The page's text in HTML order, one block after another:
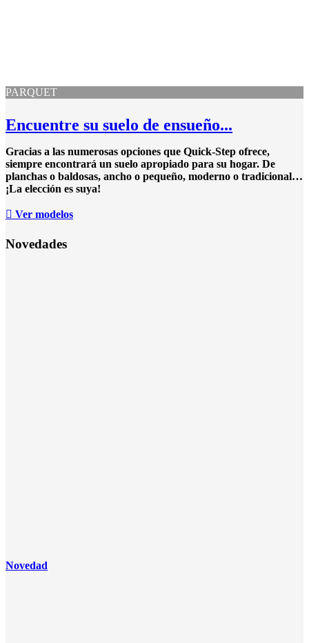
PARQUET
Encuentre su suelo de ensueño...
Gracias a las numerosas opciones que Quick-Step ofrece,
siempre encontrará un suelo apropiado para su hogar. De
planchas o baldosas, ancho o pequeño, moderno o tradicional…
¡La elección es suya!
Ver modelos
Novedades
Novedad